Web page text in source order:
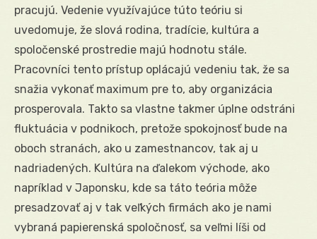
pracujú. Vedenie využívajúce túto teóriu si
uvedomuje, že slová rodina, tradície, kultúra a
spoločenské prostredie majú hodnotu stále.
Pracovníci tento prístup oplácajú vedeniu tak, že sa
snažia vykonať maximum pre to, aby organizácia
prosperovala. Takto sa vlastne takmer úplne odstráni
fluktuácia v podnikoch, pretože spokojnosť bude na
oboch stranách, ako u zamestnancov, tak aj u
nadriadených. Kultúra na ďalekom východe, ako
napríklad v Japonsku, kde sa táto teória môže
presadzovať aj v tak veľkých firmách ako je nami
vybraná papierenská spoločnosť, sa veľmi líši od